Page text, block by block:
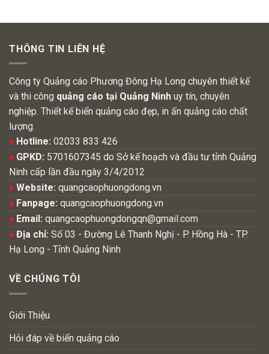
THÔNG TIN LIÊN HỆ
Công ty Quảng cáo Phương Đông Hạ Long chuyên thiết kế
và thi công quảng cáo tại Quảng Ninh uy tín, chuyên
nghiệp. Thiết kế biển quảng cáo đẹp, in ấn quảng cáo chất
lượng.
♦ Hotline: 02033 833 426
♦ GPKD: 5701607345 do Sở kế hoạch và đầu tư tỉnh Quảng
Ninh cấp lần đầu ngày 3/4/2012
♦ Website: quangcaophuongdong.vn
♦ Fanpage: quangcaophuongdong.vn
♦ Email: quangcaophuongdongqn@gmail.com
♦ Địa chỉ: Số 03 - Đường Lê Thanh Nghị - P. Hồng Hà - TP.
Hạ Long - Tỉnh Quảng Ninh
VỀ CHÚNG TÔI
Giới Thiệu
Hỏi đáp về biển quảng cáo